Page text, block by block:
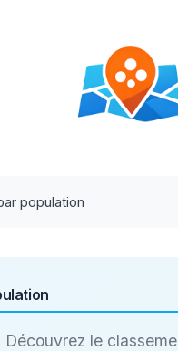
population
Découvrez le